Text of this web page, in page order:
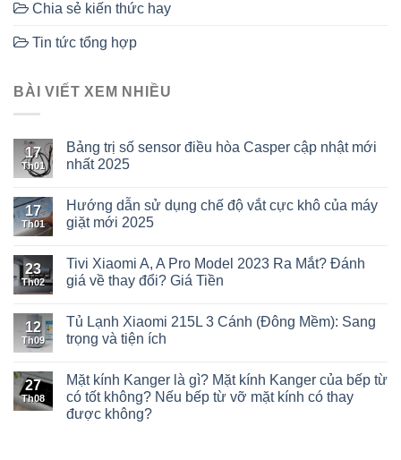
Chia sẻ kiến thức hay
Tin tức tổng hợp
BÀI VIẾT XEM NHIỀU
17
Th01
Bảng trị số sensor điều hòa Casper cập nhật mới
nhất 2025
17
Th01
Hướng dẫn sử dụng chế độ vắt cực khô của máy
giặt mới 2025
23
Th02
Tivi Xiaomi A, A Pro Model 2023 Ra Mắt? Đánh
giá về thay đổi? Giá Tiền
12
Th09
Tủ Lạnh Xiaomi 215L 3 Cánh (Đông Mềm): Sang
trọng và tiện ích
27
Th08
Mặt kính Kanger là gì? Mặt kính Kanger của bếp từ
có tốt không? Nếu bếp từ vỡ mặt kính có thay
được không?